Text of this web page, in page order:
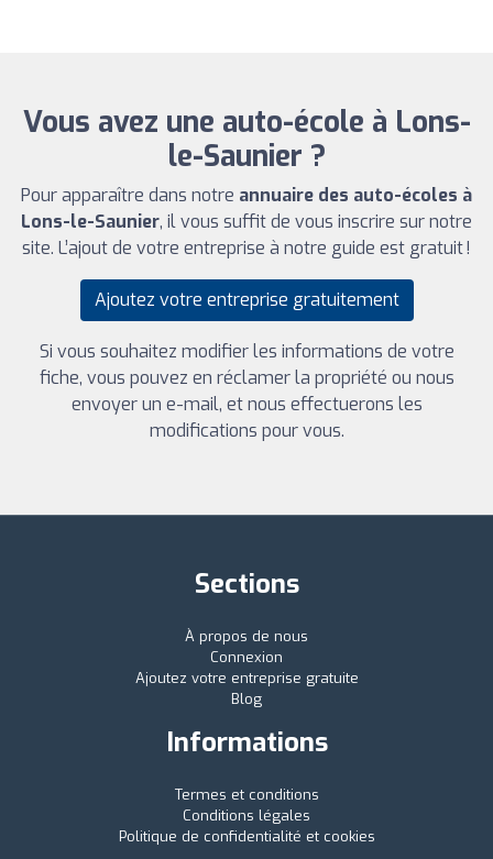
Vous avez une auto-école à Lons-
le-Saunier ?
Pour apparaître dans notre annuaire des auto-écoles à
Lons-le-Saunier, il vous suffit de vous inscrire sur notre
site. L’ajout de votre entreprise à notre guide est gratuit !
Ajoutez votre entreprise gratuitement
Si vous souhaitez modifier les informations de votre
fiche, vous pouvez en réclamer la propriété ou nous
envoyer un e-mail, et nous effectuerons les
modifications pour vous.
Sections
À propos de nous
Connexion
Ajoutez votre entreprise gratuite
Blog
Informations
Termes et conditions
Conditions légales
Politique de confidentialité et cookies